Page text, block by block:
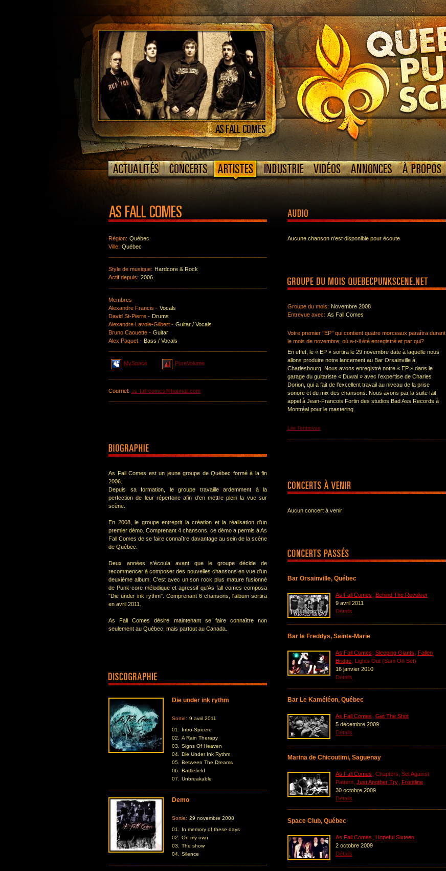
Région: Québec
Ville: Québec
Style de musique: Hardcore & Rock
Actif depuis: 2006
Membres
Alexandre Francis - Vocals
David St-Pierre - Drums
Alexandre Lavoie-Gilbert - Guitar / Vocals
Bruno Caouette - Guitar
Alex Paquet - Bass / Vocals
MySpace PureVolume
Courriel: as-fall-comes@hotmail.com
As Fall Comes est un jeune groupe de Québec formé à la fin
2006.
Depuis sa formation, le groupe travaille ardemment à la
perfection de leur répertoire afin d’en mettre plein la vue sur
scène.
En 2008, le groupe entreprit la création et la réalisation d'un
premier démo. Comprenant 4 chansons, ce démo a permis à As
Fall Comes de se faire connaître davantage au sein de la scène
de Québec.
Deux années s'écoula avant que le groupe décide de
recommencer à composer des nouvelles chansons en vue d'un
deuxième album. C'est avec un son rock plus mature fusionné
de Punk-core mélodique et agressif qu'As fall comes composa
"Die under ink rythm". Comprenant 6 chansons, l'album sortira
en avril 2011.
As Fall Comes désire maintenant se faire connaître non
seulement au Québec, mais partout au Canada.
Die under ink rythm
Sortie: 9 avril 2011
01.
Intro-Spicere
02.
A Rain Therapy
03.
Signs Of Heaven
04.
Die Under Ink Rythm
05.
Between The Dreams
06.
Battlefield
07.
Unbreakable
Demo
Sortie: 29 novembre 2008
01.
In memory of these days
02.
On my own
03.
The show
04.
Silence
Aucune chanson n'est disponible pour écoute
Groupe du mois: Novembre 2008
Entrevue avec: As Fall Comes
Votre premier ‘’EP’’ qui contient quatre morceaux paraîtra durant
le mois de novembre, où a-t-il été enregistré et par qui?
En effet, le « EP » sortira le 29 novembre date à laquelle nous
allons produire notre lancement au Bar Orsainville à
Charlesbourg. Nous avons enregistré notre « EP » dans le
garage du guitariste « Duwal » avec l’expertise de Charles
Dorion, qui a fait de l’excellent travail au niveau de la prise
sonore et du mix des chansons. Nous avons par la suite fait
appel à Jean-Francois Fortin des studios Bad Ass Records à
Montréal pour le mastering.
Lire l'entrevue
Aucun concert à venir
Bar Orsainville, Québec
As Fall Comes
Behind The Revolver
9 avril 2011
Détails
Bar le Freddys, Sainte-Marie
As Fall Comes Sleeping Giants
Fallen
Bridge , Lights Out (Sam On Set)
16 janvier 2010
Détails
Bar Le Kaméléon, Québec
As Fall Comes
Get The Shot
5 décembre 2009
Détails
Marina de Chicoutimi, Saguenay
As Fall Comes
, Chapters, Set Against
Pattern, Just Another Try
Frontline
30 octobre 2009
Détails
Space Club, Québec
As Fall Comes
Hopeful Sixteen
2 octobre 2009
Détails